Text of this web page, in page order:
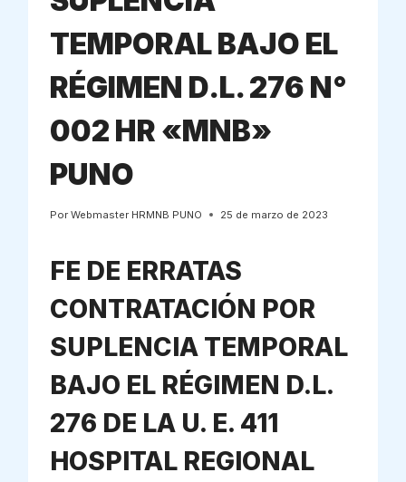
TEMPORAL BAJO EL
RÉGIMEN D.L. 276 N°
002 HR «MNB»
PUNO
Por Webmaster HRMNB PUNO 25 de marzo de 2023
FE DE ERRATAS
CONTRATACIÓN POR
SUPLENCIA TEMPORAL
BAJO EL RÉGIMEN D.L.
276 DE LA U. E. 411
HOSPITAL REGIONAL